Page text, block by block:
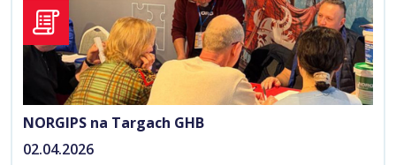
NORGIPS na Targach GHB
02.04.2026